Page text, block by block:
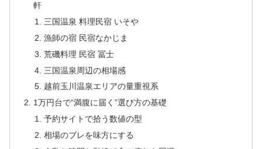
軒
三国温泉 料理民宿 いそや
漁師の宿 民宿なかじま
荒磯料理 民宿 冨士
三国温泉周辺の相場感
越前玉川温泉エリアの量重視系
1万円台で“満腹に届く”選び方の基礎
予約サイトで拾う数値の型
相場のブレを味方にする